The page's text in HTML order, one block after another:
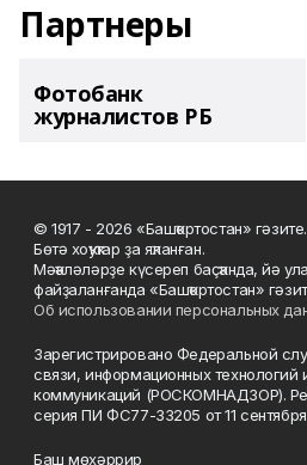
Партнеры
Фотобанк
журналистов РБ
© 1917 - 2026 «Башҡортостан» гәзите.
Бөтә хоҡуҡтар ҙа яҡланған.
Мәҡәләләрҙе күсереп баҫҡанда, йә
файҙаланғанда «Башҡортостан»
Об использовании персональных
Зарегистрировано Федеральной
связи, информационных
коммуникаций (РОСКОМНАДЗОР).
серия ПИ ФС77-33205 от 11
Баш мөхәррир